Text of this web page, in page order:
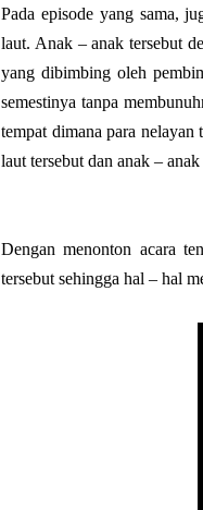
Pada episode yang sama,
laut. Anak – anak tersebut
yang dibimbing oleh
semestinya tanpa
tempat dimana para
laut tersebut dan anak –
Dengan menonton acara
tersebut sehingga hal – hal